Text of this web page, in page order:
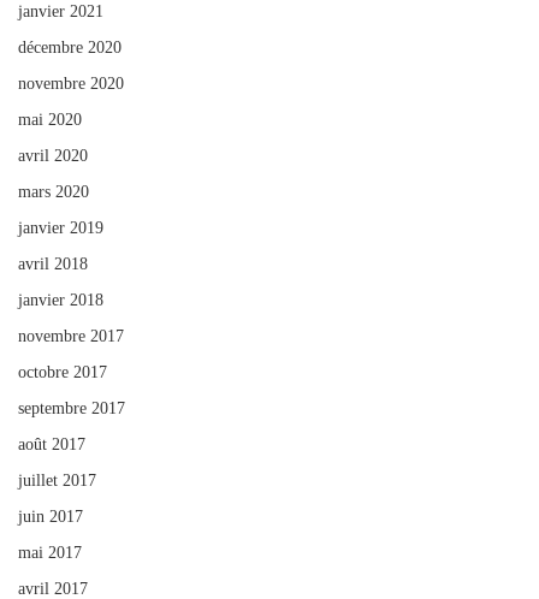
janvier 2021
décembre 2020
novembre 2020
mai 2020
avril 2020
mars 2020
janvier 2019
avril 2018
janvier 2018
novembre 2017
octobre 2017
septembre 2017
août 2017
juillet 2017
juin 2017
mai 2017
avril 2017